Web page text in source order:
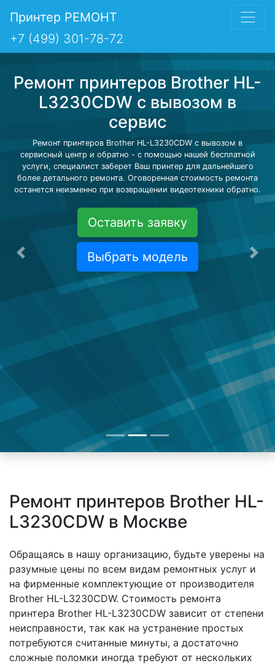
Принтер РЕМОНТ
+7 (499) 301-78-72
Ремонт принтеров Brother HL-
L3230CDW с вывозом в
сервис
Ремонт принтеров Brother HL-L3230CDW с вывозом в
сервисный центр и обратно - с помощью нашей бесплатной
услуги, специалист заберет Ваш принтер для дальнейшего
более детального ремонта. Оговоренная стоимость ремонта
останется неизменно при возвращении видеотехники обратно.
Оставить заявку
Выбрать модель
Предыдущая
Ремонт принтеров Brother HL-
L3230CDW в Москве
Обращаясь в нашу организацию, будьте уверены на
разумные цены по всем видам ремонтных услуг и
на фирменные комплектующие от производителя
Brother HL-L3230CDW. Стоимость ремонта
принтера Brother HL-L3230CDW зависит от степени
неисправности, так как на устранение простых
потребуются считанные минуты, а достаточно
сложные поломки иногда требуют от нескольких